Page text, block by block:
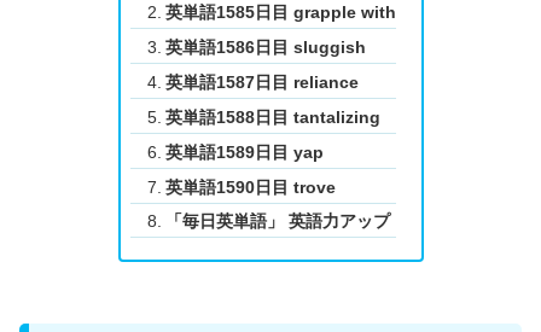
英単語1585日目 grapple with
英単語1586日目 sluggish
英単語1587日目 reliance
英単語1588日目 tantalizing
英単語1589日目 yap
英単語1590日目 trove
「毎日英単語」 英語力アップ